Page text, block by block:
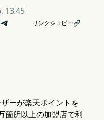
13:45
リンクをコピー
ーが楽天ポイントを
箇所以上の加盟店で利